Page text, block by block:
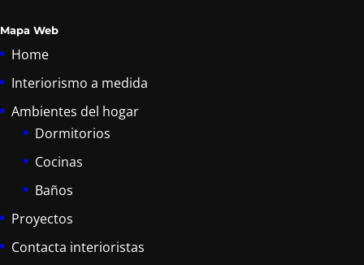
Mapa Web
Home
Interiorismo a medida
Ambientes del hogar
Dormitorios
Cocinas
Baños
Proyectos
Contacta interioristas